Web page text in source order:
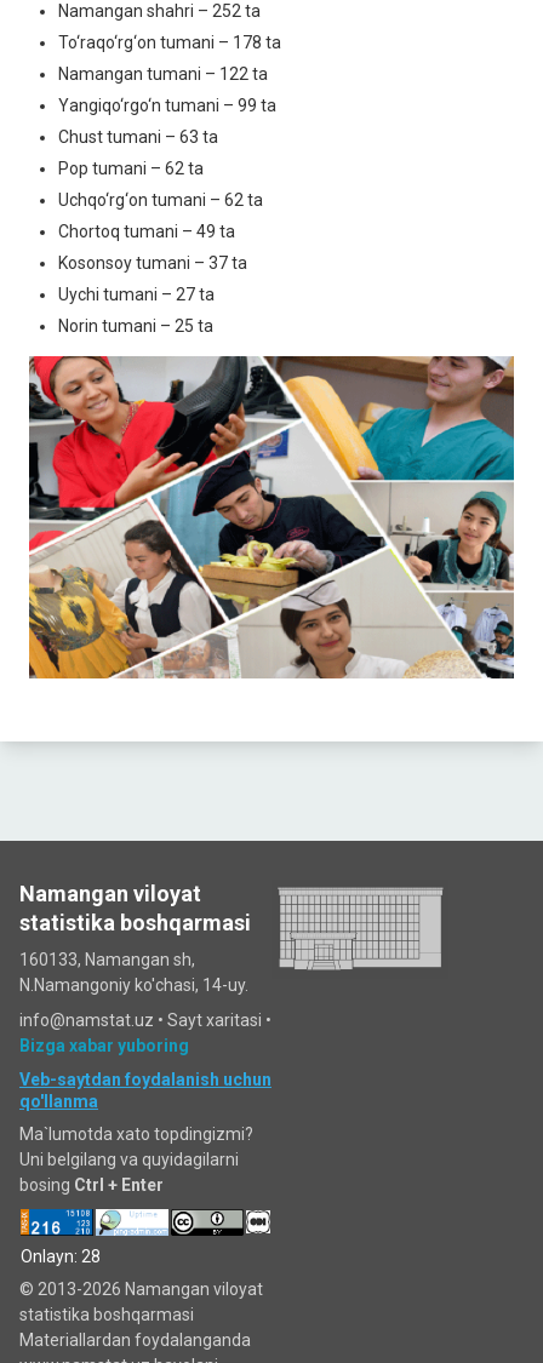
Namangan shahri – 252 ta
To‘raqo‘rg‘on tumani – 178 ta
Namangan tumani – 122 ta
Yangiqo‘rgo‘n tumani – 99 ta
Chust tumani – 63 ta
Pop tumani – 62 ta
Uchqo‘rg‘on tumani – 62 ta
Chortoq tumani – 49 ta
Kosonsoy tumani – 37 ta
Uychi tumani – 27 ta
Norin tumani – 25 ta
Namangan viloyat
statistika boshqarmasi
160133, Namangan sh,
N.Namangoniy ko'chasi, 14-uy.
info@namstat.uz • Sayt xaritasi •
Bizga xabar yuboring
Veb-saytdan foydalanish uchun
qo'llanma
Ma`lumotda xato topdingizmi?
Uni belgilang va quyidagilarni
bosing Ctrl + Enter
Onlayn: 28
© 2013-2026 Namangan viloyat
statistika boshqarmasi
Materiallardan foydalanganda